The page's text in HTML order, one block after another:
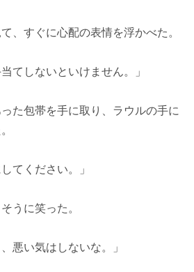
、すぐに心配の表情を浮かべた。
てしないといけません。」
た包帯を手に取り、ラウルの手に
してください。」
うに笑った。
悪い気はしないな。」